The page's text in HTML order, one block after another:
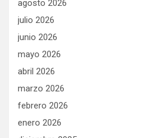
agosto 2026
julio 2026
junio 2026
mayo 2026
abril 2026
marzo 2026
febrero 2026
enero 2026